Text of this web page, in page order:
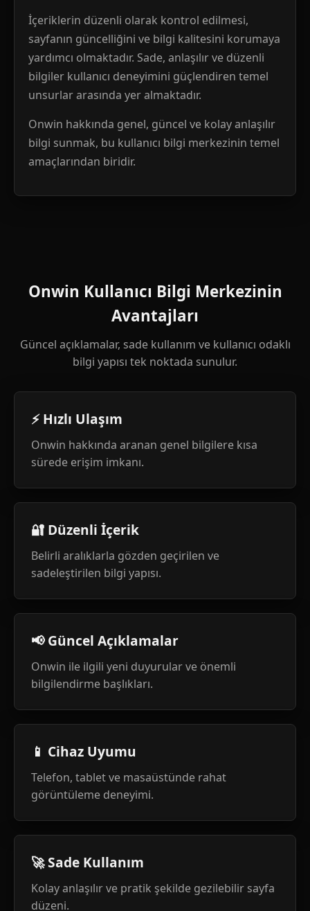
İçeriklerin düzenli olarak kontrol edilmesi,
sayfanın güncelliğini ve bilgi kalitesini korumaya
yardımcı olmaktadır. Sade, anlaşılır ve düzenli
bilgiler kullanıcı deneyimini güçlendiren temel
unsurlar arasında yer almaktadır.
Onwin hakkında genel, güncel ve kolay anlaşılır
bilgi sunmak, bu kullanıcı bilgi merkezinin temel
amaçlarından biridir.
Onwin Kullanıcı Bilgi Merkezinin
Avantajları
Güncel açıklamalar, sade kullanım ve kullanıcı odaklı
bilgi yapısı tek noktada sunulur.
⚡ Hızlı Ulaşım
Onwin hakkında aranan genel bilgilere kısa
sürede erişim imkanı.
🔐 Düzenli İçerik
Belirli aralıklarla gözden geçirilen ve
sadeleştirilen bilgi yapısı.
📢 Güncel Açıklamalar
Onwin ile ilgili yeni duyurular ve önemli
bilgilendirme başlıkları.
📱 Cihaz Uyumu
Telefon, tablet ve masaüstünde rahat
görüntüleme deneyimi.
🚀 Sade Kullanım
Kolay anlaşılır ve pratik şekilde gezilebilir sayfa
düzeni.